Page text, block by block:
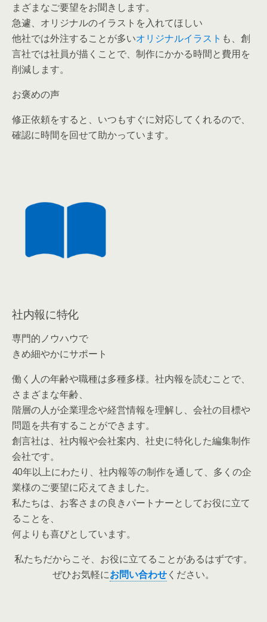
まざまなご要望をお聞きします。
急遽、オリジナルのイラストを入れてほしい
他社では外注することが多いオリジナルイラスト も、創
言社では社員が描くことで、制作にかかる時間と費用を
削減します。
お褒めの声
修正依頼をすると、いつもすぐに対応してくれるので、
確認に時間を回せて助かっています。
社内報に特化
専門的ノウハウで
きめ細やかにサポート
働く人の年齢や職種は多種多様。社内報を読むことで、
さまざまな年齢、
階層の人が企業理念や経営情報を理解し、会社の目標や
問題を共有することができます。
創言社は、社内報や会社案内、社史に特化した編集制作
会社です。
40年以上にわたり、社内報等の制作を通して、多くの企
業様のご要望に応えてきました。
私たちは、お客さまの良きパートナーとしてお役に立て
ることを、
何よりも喜びとしています。
私たちだからこそ、お役に立てることがあるはずです。
ぜひお気軽にお問い合わせください。